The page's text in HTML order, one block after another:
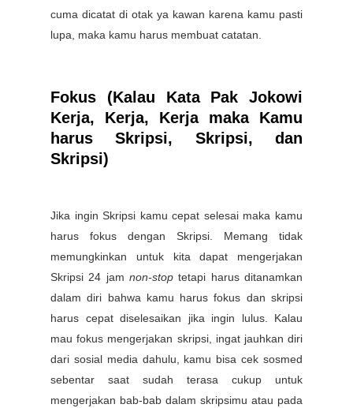
cuma dicatat di otak ya kawan karena kamu pasti
lupa, maka kamu harus membuat catatan.
Fokus (Kalau Kata Pak Jokowi
Kerja, Kerja, Kerja maka Kamu
harus Skripsi, Skripsi, dan
Skripsi)
Jika ingin Skripsi kamu cepat selesai maka kamu
harus fokus dengan Skripsi. Memang tidak
memungkinkan untuk kita dapat mengerjakan
Skripsi 24 jam non-stop tetapi harus ditanamkan
dalam diri bahwa kamu harus fokus dan skripsi
harus cepat diselesaikan jika ingin lulus. Kalau
mau fokus mengerjakan skripsi, ingat jauhkan diri
dari sosial media dahulu, kamu bisa cek sosmed
sebentar saat sudah terasa cukup untuk
mengerjakan bab-bab dalam skripsimu atau pada